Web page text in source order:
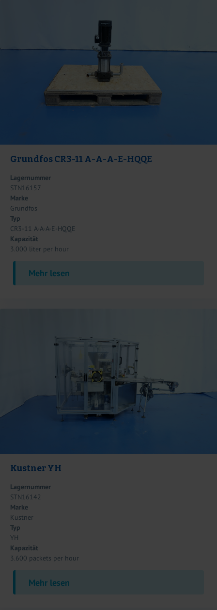
Grundfos CR3-11 A-A-A-E-HQQE
Lagernummer
STN16157
Marke
Grundfos
Typ
CR3-11 A-A-A-E-HQQE
Kapazität
3.000 liter per hour
Mehr lesen
Kustner YH
Lagernummer
STN16142
Marke
Kustner
Typ
YH
Kapazität
3.600 packets per hour
Mehr lesen